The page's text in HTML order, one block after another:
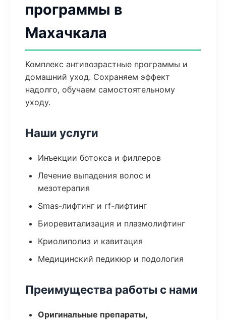
программы в
Махачкала
Комплекс антивозрастные программы и
домашний уход. Сохраняем эффект
надолго, обучаем самостоятельному
уходу.
Наши услуги
Инъекции ботокса и филлеров
Лечение выпадения волос и
мезотерапия
Smas-лифтинг и rf-лифтинг
Биоревитализация и плазмолифтинг
Криолиполиз и кавитация
Медицинский педикюр и подология
Преимущества работы с нами
Оригинальные препараты,